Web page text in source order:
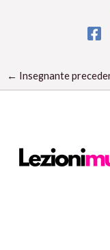
← Insegnante